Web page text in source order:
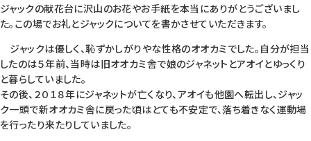
ジャックの献花台に沢山のお花やお手紙を本当にありがとうございまし
た。この場でお礼とジャックについてを書かさせていただきます。
ジャックは優しく、恥ずかしがりやな性格のオオカミでした。自分が担当
したのは５年前、当時は旧オオカミ舎で娘のジャネットとアオイとゆっくり
と暮らしていました。
その後、２０１８年にジャネットが亡くなり、アオイも他園へ転出し、ジャッ
ク一頭で新オオカミ舎に戻った頃はとても不安定で、落ち着きなく運動場
を行ったり来たりしていました。